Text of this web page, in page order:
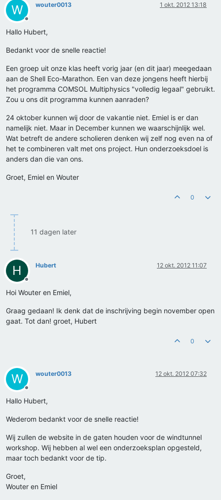
W
Offline
wouter0013 1 okt. 2012 13:18
Hallo Hubert,
Bedankt voor de snelle reactie!
Een groep uit onze klas heeft vorig jaar (en dit jaar) meegedaan
aan de Shell Eco-Marathon. Een van deze jongens heeft hierbij
het programma COMSOL Multiphysics "volledig legaal" gebruikt.
Zou u ons dit programma kunnen aanraden?
24 oktober kunnen wij door de vakantie niet. Emiel is er dan
namelijk niet. Maar in December kunnen we waarschijnlijk wel.
Wat betreft de andere scholieren denken wij zelf nog even na of
het te combineren valt met ons project. Hun onderzoeksdoel is
anders dan die van ons.
Groet, Emiel en Wouter
0
11 dagen later
H
Offline
Hubert 12 okt. 2012 11:07
Hoi Wouter en Emiel,
Graag gedaan! Ik denk dat de inschrijving begin november open
gaat. Tot dan! groet, Hubert
0
W
Offline
wouter0013 12 okt. 2012 07:32
Hallo Hubert,
Wederom bedankt voor de snelle reactie!
Wij zullen de website in de gaten houden voor de windtunnel
workshop. Wij hebben al wel een onderzoeksplan opgesteld,
maar toch bedankt voor de tip.
Groet,
Wouter en Emiel